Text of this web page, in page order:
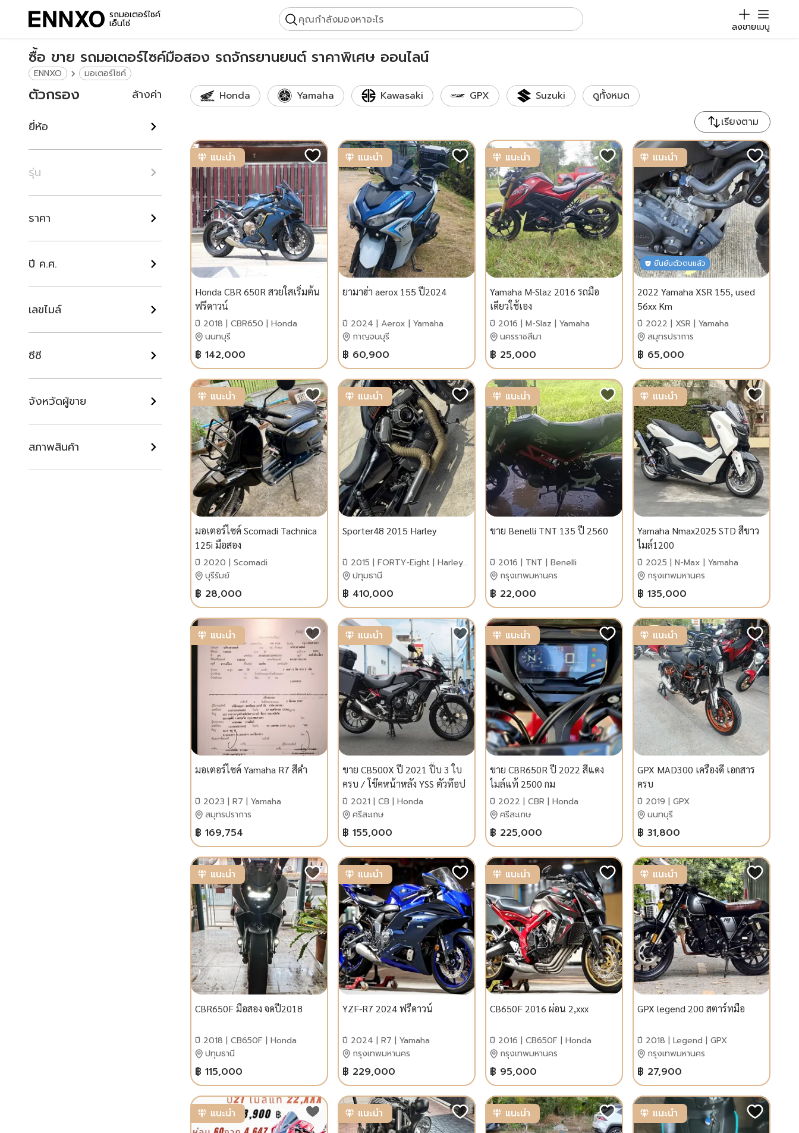
รถมอเตอร์ไซค์
เอ็นโซ่ คุณกำลังมองหาอะไร
ลงขายเมนู
ซื้อ ขาย รถมอเตอร์ไซค์มือสอง รถจักรยานยนต์ ราคาพิเศษ ออนไลน์
ENNXO มอเตอร์ไซค์
แนะนำ
Honda CBR 650R สวยใสเริ่มต้น
ฟรีดาวน์
ปี 2018 | CBR650 | Honda
นนทบุรี
฿ 142,000
แนะนำ
ยามาฮ่า aerox 155 ปี2024
ปี 2024 | Aerox | Yamaha
กาญจนบุรี
฿ 60,900
แนะนำ
Yamaha M-Slaz 2016 รถมือ
เดียวใช้เอง
ปี 2016 | M-Slaz | Yamaha
นครราชสีมา
฿ 25,000
ยืนยันตัวตนแล้ว
แนะนำ
2022 Yamaha XSR 155, used
56xx Km
ปี 2022 | XSR | Yamaha
สมุทรปราการ
฿ 65,000
แนะนำ
มอเตอร์ไซค์ Scomadi Tachnica
125i มือสอง
ปี 2020 | Scomadi
บุรีรัมย์
฿ 28,000
แนะนำ
Sporter48 2015 Harley
ปี 2015 | FORTY-Eight | Harley
Davidson
ปทุมธานี
฿ 410,000
แนะนำ
ขาย Benelli TNT 135 ปี 2560
ปี 2016 | TNT | Benelli
กรุงเทพมหานคร
฿ 22,000
แนะนำ
Yamaha Nmax2025 STD สีขาว
ไมล์1200
ปี 2025 | N-Max | Yamaha
กรุงเทพมหานคร
฿ 135,000
แนะนำ
มอเตอร์ไซค์ Yamaha R7 สีดำ
ปี 2023 | R7 | Yamaha
สมุทรปราการ
฿ 169,754
แนะนำ
ขาย CB500X ปี 2021 ปี๊บ 3 ใบ
ครบ / โช๊คหน้าหลัง YSS ตัวท๊อป
ปี 2021 | CB | Honda
ศรีสะเกษ
฿ 155,000
แนะนำ
ขาย CBR650R ปี 2022 สีแดง
ไมล์แท้ 2500 กม
ปี 2022 | CBR | Honda
ศรีสะเกษ
฿ 225,000
แนะนำ
GPX MAD300 เครื่องดี เอกสาร
ครบ
ปี 2019 | GPX
นนทบุรี
฿ 31,800
แนะนำ
CBR650F มือสอง จดปี2018
ปี 2018 | CB650F | Honda
ปทุมธานี
฿ 115,000
แนะนำ
YZF-R7 2024 ฟรีดาวน์
ปี 2024 | R7 | Yamaha
กรุงเทพมหานคร
฿ 229,000
แนะนำ
CB650F 2016 ผ่อน 2,xxx
ปี 2016 | CB650F | Honda
กรุงเทพมหานคร
฿ 95,000
แนะนำ
GPX legend 200 สตาร์ทมือ
ปี 2018 | Legend | GPX
กรุงเทพมหานคร
฿ 27,900
แนะนำ แนะนำ แนะนำ แนะนำ
Honda Yamaha Kawasaki GPX Suzuki
ดูทั้งหมด
เรียงตาม
ตัวกรอง
ล้างค่า
ยี่ห้อ
รุ่น
ราคา
ปี ค.ศ.
เลขไมล์
ซีซี
จังหวัดผู้ขาย
สภาพสินค้า